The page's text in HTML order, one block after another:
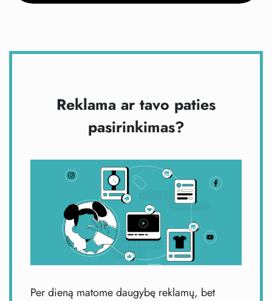
Reklama ar tavo paties
pasirinkimas?
Per dieną matome daugybę reklamų, bet